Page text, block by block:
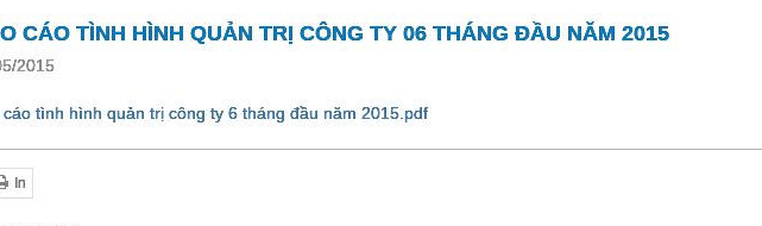
CÁO TÌNH HÌNH QUẢN TRỊ CÔNG TY 06 THÁNG ĐẦU NĂM 2015
2015
cáo tình hình quản trị công ty 6 tháng đầu năm 2015.pdf
In